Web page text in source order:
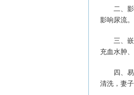
二、影响
影响尿流
三、嵌顿
充血水肿
四、易患
清洗，妻